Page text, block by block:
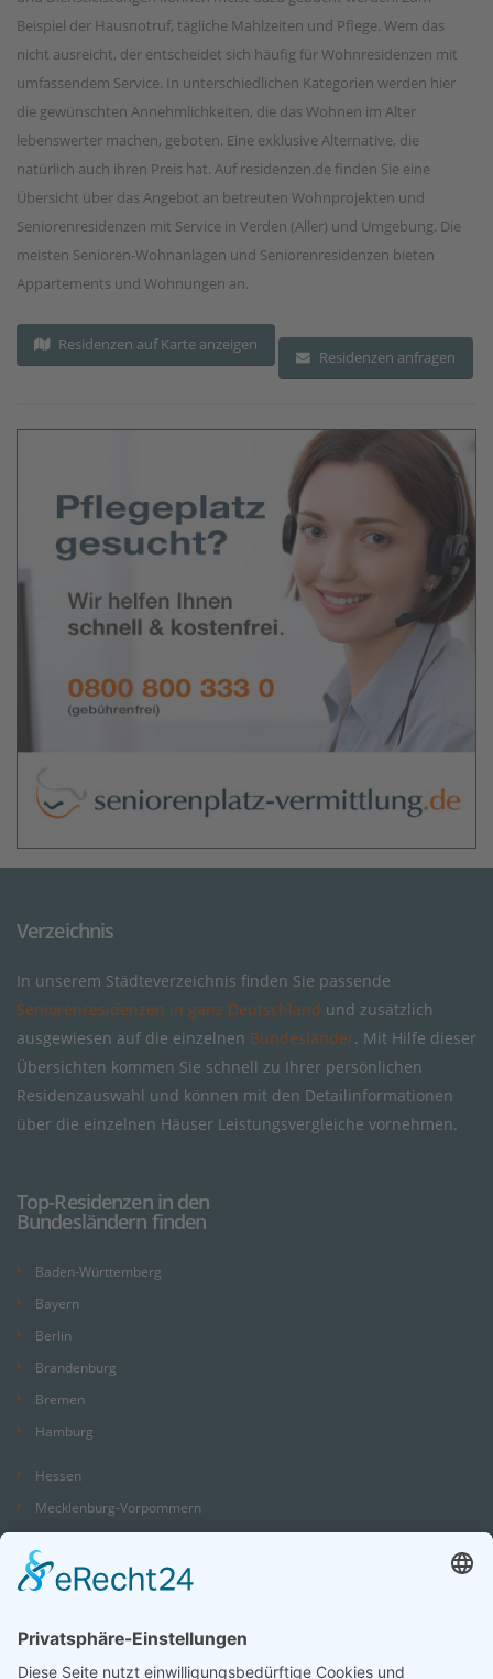
Beispiel der Hausnotruf, tägliche Mahlzeiten und Pflege. Wem das
nicht ausreicht, der entscheidet sich häufig für Wohnresidenzen mit
umfassendem Service. In unterschiedlichen Kategorien werden hier
die gewünschten Annehmlichkeiten, die das Wohnen im Alter
lebenswerter machen, geboten. Eine exklusive Alternative, die
natürlich auch ihren Preis hat. Auf residenzen.de finden Sie eine
Übersicht über das Angebot an betreuten Wohnprojekten und
Seniorenresidenzen mit Service in Verden (Aller) und Umgebung. Die
meisten Senioren-Wohnanlagen und Seniorenresidenzen bieten
Appartements und Wohnungen an.
Residenzen auf Karte anzeigen
Residenzen anfragen
Verzeichnis
In unserem Städteverzeichnis finden Sie passende
Seniorenresidenzen in ganz Deutschland und zusätzlich
ausgewiesen auf die einzelnen Bundesländer. Mit Hilfe dieser
Übersichten kommen Sie schnell zu Ihrer persönlichen
Residenzauswahl und können mit den Detailinformationen
über die einzelnen Häuser Leistungsvergleiche vornehmen.
Top-Residenzen in den
Bundesländern finden
Baden-Württemberg
Bayern
Berlin
Brandenburg
Bremen
Hamburg
Hessen
Mecklenburg-Vorpommern
Nordrhein-Westfalen
Saarland